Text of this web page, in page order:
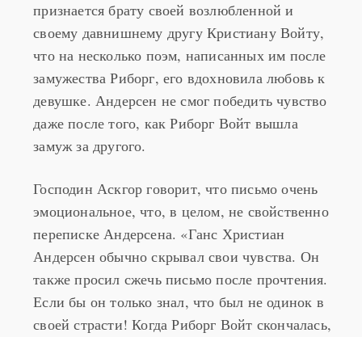
был крайне взволнован. В письме Андерсен
признается брату своей возлюбленной и
своему давнишнему другу Кристиану Войту,
что на несколько поэм, написанных им после
замужества Риборг, его вдохновила любовь к
девушке. Андерсен не смог победить чувство
даже после того, как Риборг Войт вышла
Господин Аскгор говорит, что письмо очень
эмоциональное, что, в целом, не свойственно
переписке Андерсена. «Ганс Христиан
Андерсен обычно скрывал свои чувства. Он
также просил сжечь письмо после прочтения.
Если бы он только знал, что был не одинок в